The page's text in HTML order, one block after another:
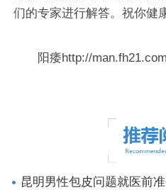
们的专家进行解答。祝你健
阳痿http://
昆明男性包皮问题就医前